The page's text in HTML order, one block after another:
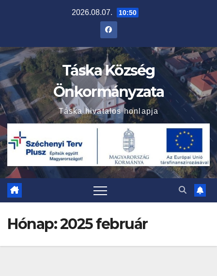
2026.08.07. 10:50
Táska Község
Önkormányzata
Táska hivatalos honlapja
Hónap:2025 február